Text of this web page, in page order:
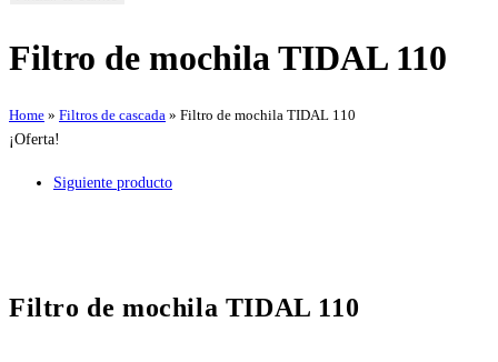
Filtro de mochila TIDAL 110
Home » Filtros de cascada » Filtro de mochila TIDAL 110
¡Oferta!
Siguiente producto
Filtro de mochila TIDAL 110